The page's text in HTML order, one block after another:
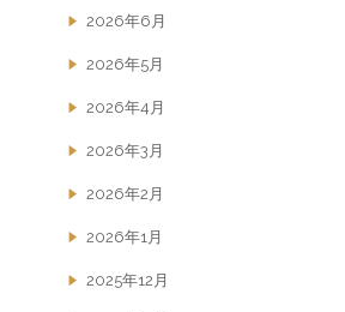
2026年6月
2026年5月
2026年4月
2026年3月
2026年2月
2026年1月
2025年12月